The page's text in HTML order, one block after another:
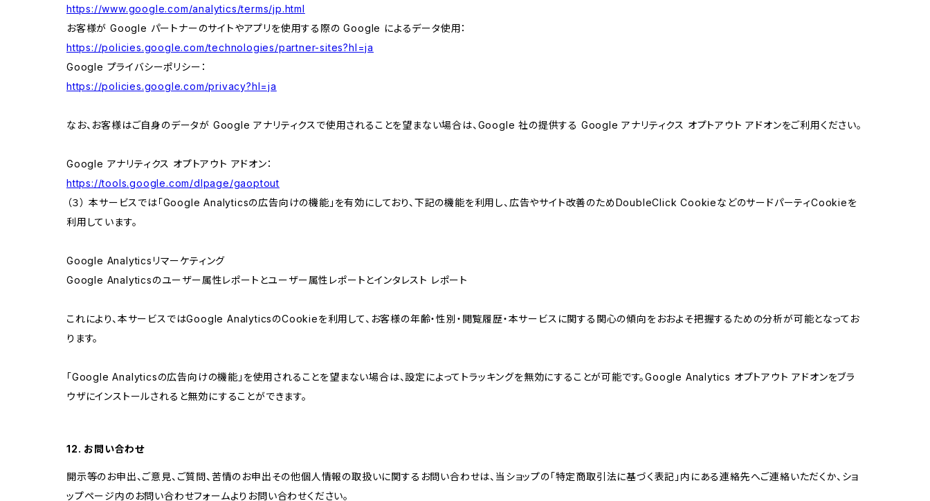
https://www.google.com/analytics/terms/jp.html
お客様が Google パートナーのサイトやアプリを使用する際の Google によるデータ使用：
https://policies.google.com/technologies/partner-sites?hl=ja
Google プライバシーポリシー：
https://policies.google.com/privacy?hl=ja
なお、お客様はご自身のデータが Google アナリティクスで使用されることを望まない場合は、Google 社の提供する Google アナリティクス オプトアウト アドオンをご利用ください。
Google アナリティクス オプトアウト アドオン：
https://tools.google.com/dlpage/gaoptout
（３） 本サービスでは「Google Analyticsの広告向けの機能」を有効にしており、下記の機能を利用し、広告やサイト改善のためDoubleClick CookieなどのサードパーティCookieを
利用しています。
Google Analyticsリマーケティング
Google Analyticsのユーザー属性レポートとユーザー属性レポートとインタレスト レポート
これにより、本サービスではGoogle AnalyticsのCookieを利用して、お客様の年齢・性別・閲覧履歴・本サービスに関する関心の傾向をおおよそ把握するための分析が可能となってお
ります。
「Google Analyticsの広告向けの機能」を使用されることを望まない場合は、設定によってトラッキングを無効にすることが可能です。Google Analytics オプトアウト アドオンをブラ
ウザにインストールされると無効にすることができます。
12. お問い合わせ
開示等のお申出、ご意見、ご質問、苦情のお申出その他個人情報の取扱いに関するお問い合わせは、当ショップの「特定商取引法に基づく表記」内にある連絡先へご連絡いただくか、ショ
ップページ内のお問い合わせフォームよりお問い合わせください。